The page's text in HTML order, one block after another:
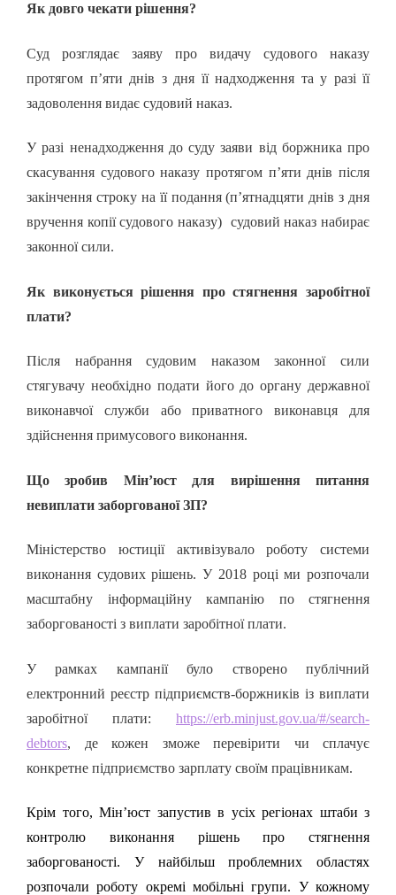
Як довго чекати рішення?
Суд розглядає заяву про видачу судового наказу
протягом п’яти днів з дня її надходження та у разі її
задоволення видає судовий наказ.
У разі ненадходження до суду заяви від боржника про
скасування судового наказу протягом п’яти днів після
закінчення строку на її подання (п’ятнадцяти днів з дня
вручення копії судового наказу) судовий наказ набирає
законної сили.
Як виконується рішення про стягнення заробітної
плати?
Після набрання судовим наказом законної сили
стягувачу необхідно подати його до органу державної
виконавчої служби або приватного виконавця для
здійснення примусового виконання.
Що зробив Мін’юст для вирішення питання
невиплати заборгованої ЗП?
Міністерство юстиції активізувало роботу системи
виконання судових рішень. У 2018 році ми розпочали
масштабну інформаційну кампанію по стягнення
заборгованості з виплати заробітної плати.
У рамках кампанії було створено публічний
електронний реєстр підприємств-боржників із виплати
заробітної плати: https://erb.minjust.gov.ua/#/search-
debtors, де кожен зможе перевірити чи сплачує
конкретне підприємство зарплату своїм працівникам.
Крім того, Мін’юст запустив в усіх регіонах штаби з
контролю виконання рішень про стягнення
заборгованості. У найбільш проблемних областях
розпочали роботу окремі мобільні групи. У кожному